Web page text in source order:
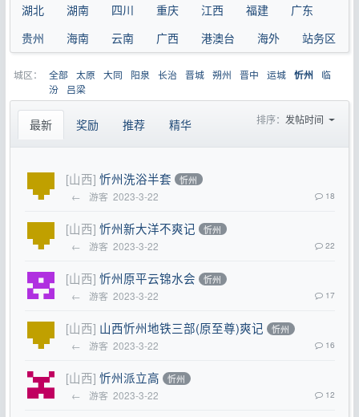
湖北
湖南 四川 重庆 江西 福建
广东
贵州
海南 云南 广西 港澳台 海外 站务区
城区： 全部 太原 大同 阳泉 长治 晋城 朔州 晋中 运城 忻州
临
汾
吕梁
最新 奖励 推荐 精华 排序： 发帖时间
[山西] 忻州洗浴半套 忻州
← 游客 2023-3-22 18
[山西] 忻州新大洋不爽记 忻州
← 游客 2023-3-22 22
[山西] 忻州原平云锦水会 忻州
← 游客 2023-3-22 17
[山西] 山西忻州地铁三部(原至尊)爽记 忻州
← 游客 2023-3-22 16
[山西] 忻州派立高 忻州
← 游客 2023-3-22 12